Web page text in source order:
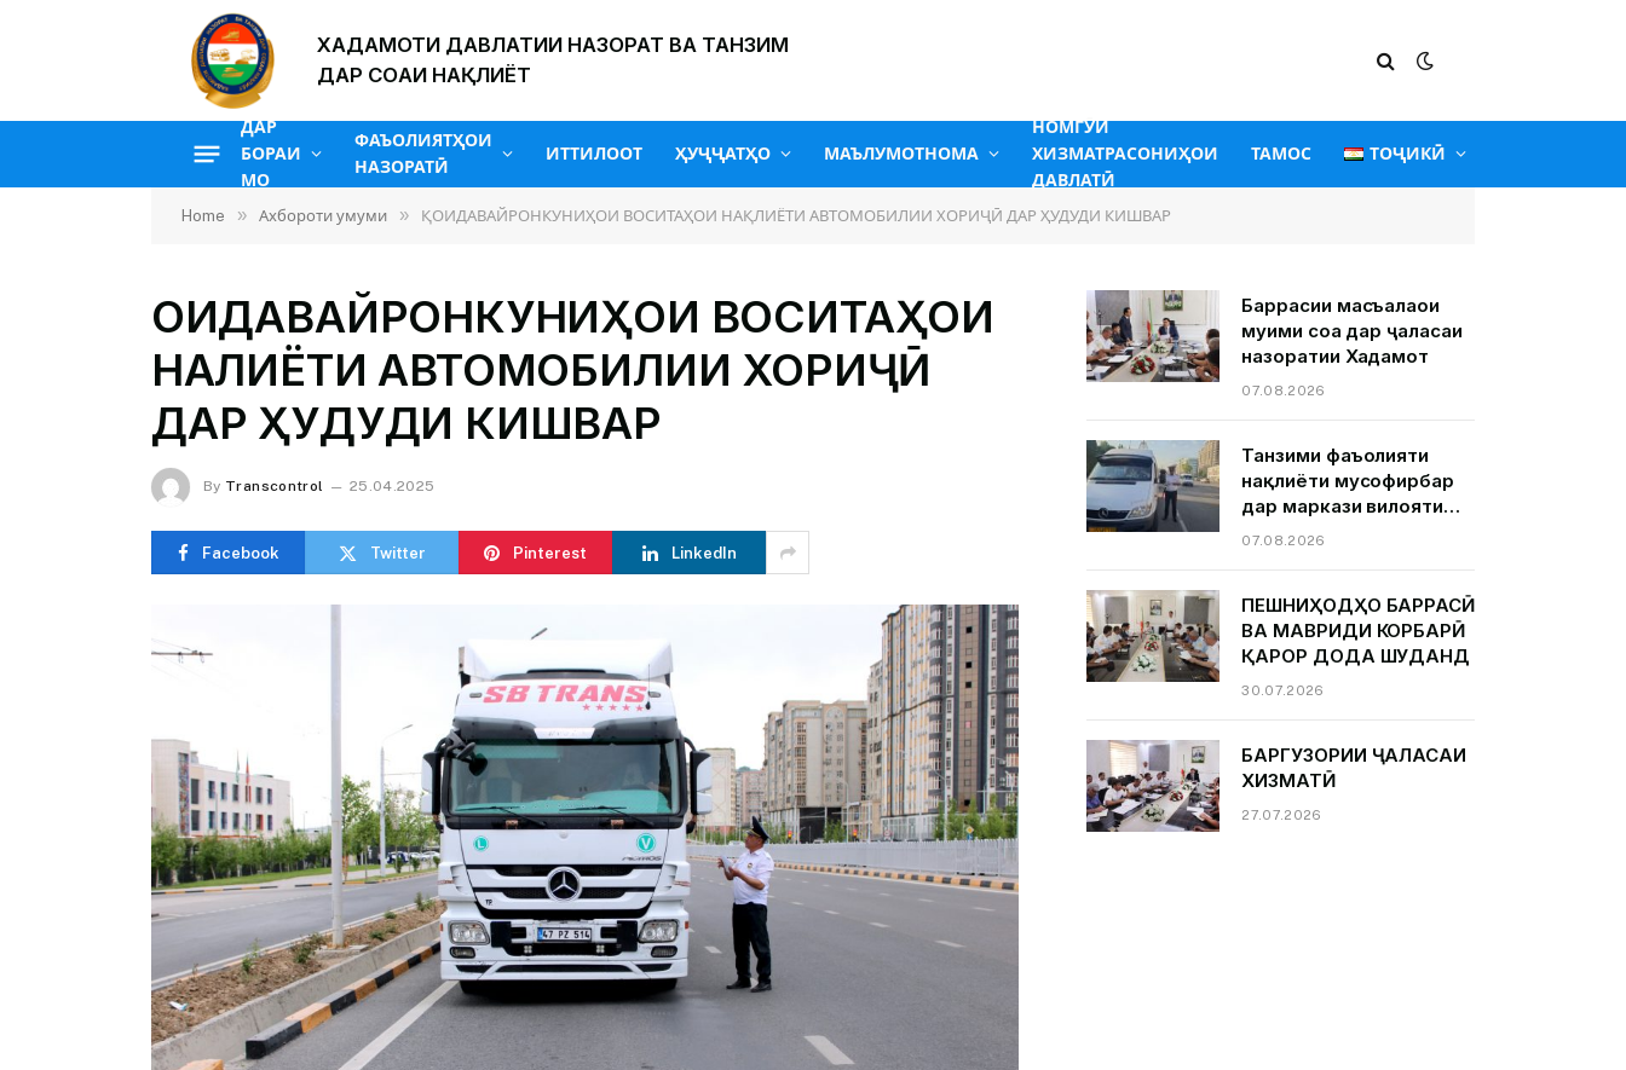
ХАДАМОТИ ДАВЛАТИИ НАЗОРАТ ВА ТАНЗИМ
ДАР СОҲАИ НАҚЛИЁТ
ДАР
БОРАИ
МО
ФАЪОЛИЯТҲОИ
НАЗОРАТӢ
ИТТИЛООТ ҲУҶҶАТҲО МАЪЛУМОТНОМА
НОМГӮИ
ХИЗМАТРАСОНИҲОИ
ДАВЛАТӢ
ТАМОС ТОҶИКӢ
Home » Ахбороти умуми » ҚОИДАВАЙРОНКУНИҲОИ ВОСИТАҲОИ НАҚЛИЁТИ АВТОМОБИЛИИ ХОРИҶӢ ДАР ҲУДУДИ КИШВАР
ҚОИДАВАЙРОНКУНИҲОИ ВОСИТАҲОИ
НАҚЛИЁТИ АВТОМОБИЛИИ ХОРИҶӢ
ДАР ҲУДУДИ КИШВАР
By Transcontrol 25.04.2025
Facebook Twitter Pinterest LinkedIn
Баррасии масъалаҳои
муҳими соҳа дар ҷаласаи
назоратии Хадамот
07.08.2026
Танзими фаъолияти
нақлиёти мусофирбар
дар маркази вилояти
Суғд шаҳри Хуҷанд.
07.08.2026
ПЕШНИҲОДҲО БАРРАСӢ
ВА МАВРИДИ КОРБАРӢ
ҚАРОР ДОДА ШУДАНД
30.07.2026
БАРГУЗОРИИ ҶАЛАСАИ
ХИЗМАТӢ
27.07.2026